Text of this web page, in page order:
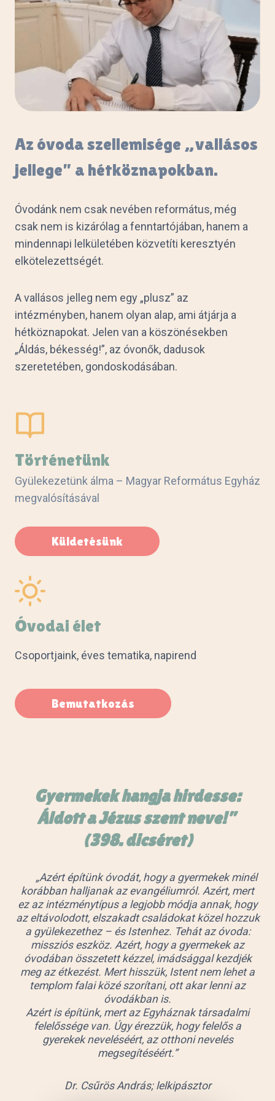
Az óvoda szellemisége „vallásos
jellege” a hétköznapokban.
Óvodánk nem csak nevében református, még
csak nem is kizárólag a fenntartójában, hanem a
mindennapi lelkületében közvetíti keresztyén
elkötelezettségét.
A vallásos jelleg nem egy „plusz” az
intézményben, hanem olyan alap, ami átjárja a
hétköznapokat. Jelen van a köszönésekben
„Áldás, békesség!”, az óvonők, dadusok
szeretetében, gondoskodásában.
Történetünk
Gyülekezetünk álma – Magyar Református Egyház
megvalósításával
Küldetésünk
Óvodai élet
Csoportjaink, éves tematika, napirend
Bemutatkozás
Gyermekek hangja hirdesse:
Áldott a Jézus szent neve!”
(398. dicséret)
„Azért építünk óvodát, hogy a gyermekek minél
korábban halljanak az evangéliumról. Azért, mert
ez az intézménytípus a legjobb módja annak, hogy
az eltávolodott, elszakadt családokat közel hozzuk
a gyülekezethez – és Istenhez. Tehát az óvoda:
missziós eszköz. Azért, hogy a gyermekek az
óvodában összetett kézzel, imádsággal kezdjék
meg az étkezést. Mert hisszük, Istent nem lehet a
templom falai közé szorítani, ott akar lenni az
óvodákban is.
Azért is építünk, mert az Egyháznak társadalmi
felelőssége van. Úgy érezzük, hogy felelős a
gyerekek neveléséért, az otthoni nevelés
megsegítéséért.”
Dr. Csűrös András; lelkipásztor